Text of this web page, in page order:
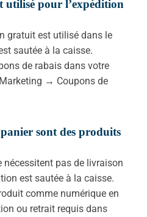
utilisé pour l’expédition
gratuit est utilisé dans le
sautée à la caisse.
de rabais dans votre
→ Coupons de
sont des produits
pas de livraison
est sautée à la caisse.
comme numérique en
ou retrait requis dans